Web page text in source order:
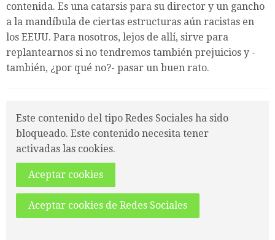
contenida. Es una catarsis para su director y un gancho
a la mandíbula de ciertas estructuras aún racistas en
los EEUU. Para nosotros, lejos de allí, sirve para
replantearnos si no tendremos también prejuicios y -
también, ¿por qué no?- pasar un buen rato.
Este contenido del tipo Redes Sociales ha sido
bloqueado. Este contenido necesita tener
activadas las cookies.
Aceptar cookies
Aceptar cookies de Redes Sociales